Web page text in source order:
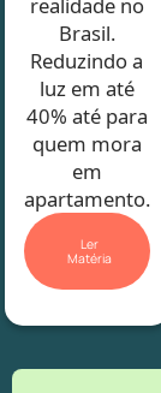
Brasil.
Reduzindo a
luz em até
40% até para
quem mora
em
apartamento.
Ler
Matéria